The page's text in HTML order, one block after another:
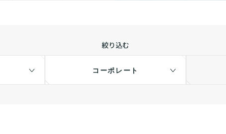
絞り込む
コーポレート